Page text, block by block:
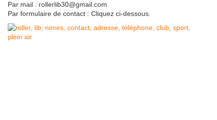
Par mail : rollerlib30@gmail.com
Par formulaire de contact : Cliquez ci-dessous.